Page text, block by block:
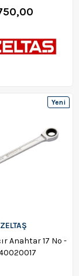
Anahtar 17 No -
Yeni